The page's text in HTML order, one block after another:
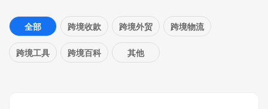
全部 跨境收款 跨境外贸 跨境物流
跨境工具 跨境百科 其他